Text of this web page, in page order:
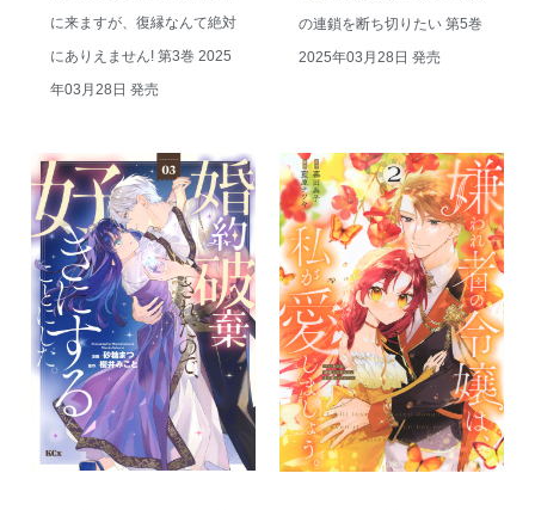
に来ますが、復縁なんて絶対
にありえません! 第3巻 2025
年03月28日 発売
の連鎖を断ち切りたい 第5巻
2025年03月28日 発売